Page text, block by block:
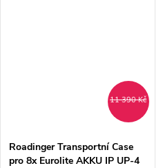
11 390 Kč
Roadinger Transportní Case
pro 8x Eurolite AKKU IP UP-4